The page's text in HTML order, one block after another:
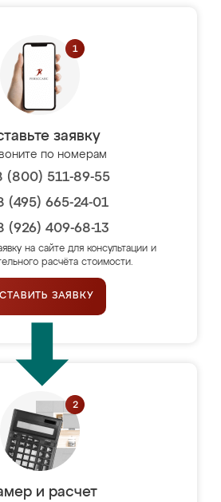
заявку
по номерам
(800) 511-89-55
(495) 665-24-01
(926) 409-68-13
на сайте для консультации и
расчёта стоимости.
ЗАЯВКУ
и расчет